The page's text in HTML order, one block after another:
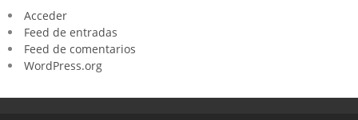
Acceder
Feed de entradas
Feed de comentarios
WordPress.org